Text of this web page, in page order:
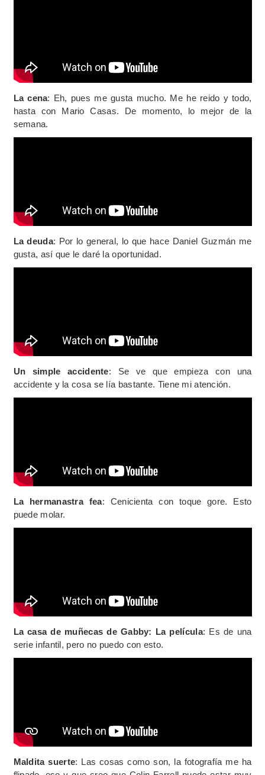
La cena: Eh, pues me gusta mucho. Me he reido y todo,
hasta con Mario Casas. De momento, lo mejor de la
semana.
La deuda: Por lo general, lo que hace Daniel Guzmán me
gusta, así que le daré la oportunidad.
Un simple accidente: Se ve que empieza con una
accidente y la cosa se lía bastante. Tiene mi atención.
La hermanastra fea: Cenicienta con toque gore. Esto
puede molar.
La casa de muñecas de Gabby: La película: Es de una
serie infantil, pero no puedo con esto.
Maldita suerte: Las cosas como son, la fotografía me ha